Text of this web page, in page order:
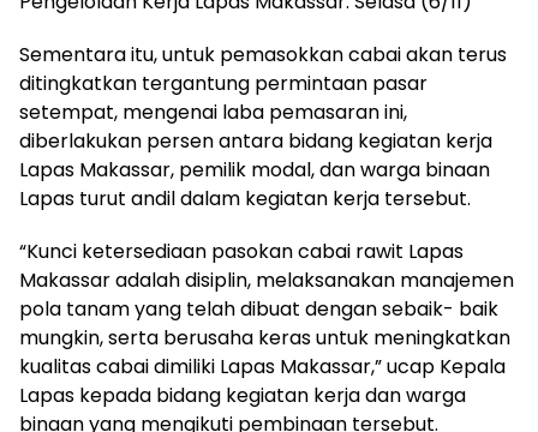
Sementara itu, untuk pemasokkan cabai akan terus
ditingkatkan tergantung permintaan pasar
setempat, mengenai laba pemasaran ini,
diberlakukan persen antara bidang kegiatan kerja
Lapas Makassar, pemilik modal, dan warga binaan
Lapas turut andil dalam kegiatan kerja tersebut.
“Kunci ketersediaan pasokan cabai rawit Lapas
Makassar adalah disiplin, melaksanakan manajemen
pola tanam yang telah dibuat dengan sebaik- baik
mungkin, serta berusaha keras untuk meningkatkan
kualitas cabai dimiliki Lapas Makassar,” ucap Kepala
Lapas kepada bidang kegiatan kerja dan warga
binaan yang mengikuti pembinaan tersebut.